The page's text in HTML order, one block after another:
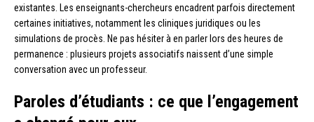
existantes. Les enseignants-chercheurs encadrent parfois directement
certaines initiatives, notamment les cliniques juridiques ou les
simulations de procès. Ne pas hésiter à en parler lors des heures de
permanence : plusieurs projets associatifs naissent d’une simple
conversation avec un professeur.
Paroles d’étudiants : ce que l’engagement